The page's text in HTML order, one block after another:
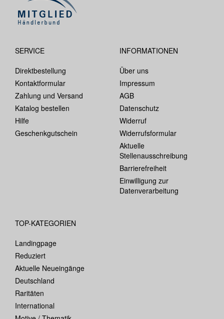
SERVICE
Direktbestellung
Kontaktformular
Zahlung und Versand
Katalog bestellen
Hilfe
Geschenkgutschein
INFORMATIONEN
Über uns
Impressum
AGB
Datenschutz
Widerruf
Widerrufsformular
Aktuelle
Stellenausschreibung
Barrierefreiheit
Einwilligung zur
Datenverarbeitung
TOP-KATEGORIEN
Landingpage
Reduziert
Aktuelle Neueingänge
Deutschland
Raritäten
International